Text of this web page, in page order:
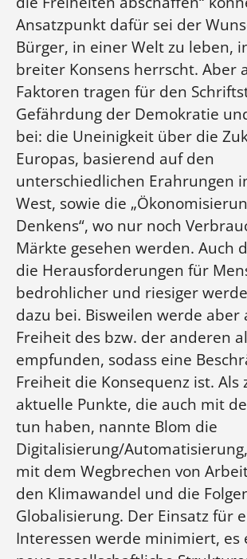
Ansatzpunkt dafür sei der
Bürger, in einer Welt zu leben,
breiter Konsens herrscht. Aber
Faktoren tragen für den
Gefährdung der Demokratie
bei: die Uneinigkeit über die
Europas, basierend auf den
unterschiedlichen Erahrungen
West, sowie die
Denkens“, wo nur noch
Märkte gesehen werden. Auch
die Herausforderungen für
bedrohlicher und riesiger
dazu bei. Bisweilen werde aber
Freiheit des bzw. der anderen
empfunden, sodass eine
Freiheit die Konsequenz ist. Als
aktuelle Punkte, die auch mit
tun haben, nannte Blom die
Digitalisierung/
mit dem Wegbrechen von
den Klimawandel und die
Globalisierung. Der Einsatz für
Interessen werde minimiert, es